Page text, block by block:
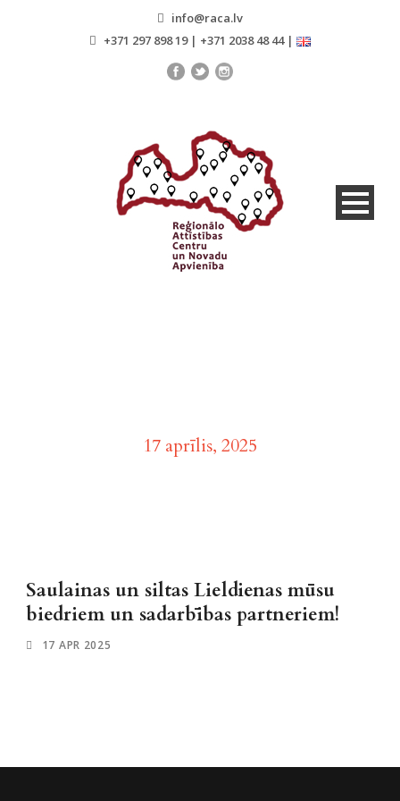
info@raca.lv
+371 297 898 19 | +371 2038 48 44 |
17 aprīlis, 2025
Saulainas un siltas Lieldienas mūsu
biedriem un sadarbības partneriem!
17 APR 2025